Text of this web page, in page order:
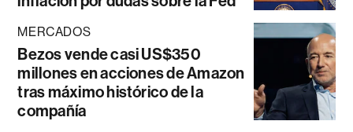
MERCADOS
Bezos vende casi US$350
millones en acciones de Amazon
tras máximo histórico de la
compañía